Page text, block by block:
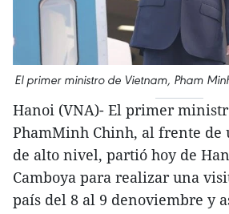
El primer ministro de Vietnam, Pham
Hanoi (VNA)- El primer
PhamMinh Chinh, al frente de
de alto nivel, partió hoy de
Camboya para realizar una
país del 8 al 9 denoviembre y